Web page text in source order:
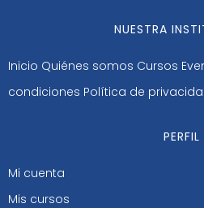
NUESTRA
Inicio Quiénes somos Cursos
condiciones Política de
PERFIL
Mi cuenta
Mis cursos